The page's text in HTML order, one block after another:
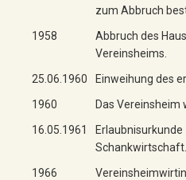
zum Abbruch
1958
Abbruch des
Vereinsheims.
25.06.1960
Einweihung des
1960
Das
16.05.1961
Schankwirtschaft.
1966